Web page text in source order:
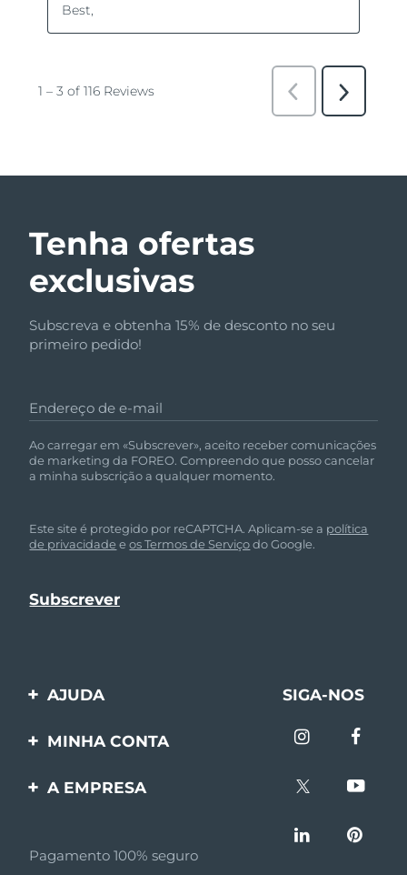
Tenha ofertas
exclusivas
Subscreva e obtenha 15% de desconto no seu
primeiro pedido!
Endereço de e-mail
Ao carregar em «Subscrever», aceito receber comunicações
de marketing da FOREO. Compreendo que posso cancelar
a minha subscrição a qualquer momento.
Este site é protegido por reCAPTCHA. Aplicam-se a política
de privacidade eos Termos de Serviçodo Google.
AJUDA
Entre em contato
SIGA-NOS
MINHA CONTA
Registro de produto
A EMPRESA
Afiliados
Pagamento 100% seguro